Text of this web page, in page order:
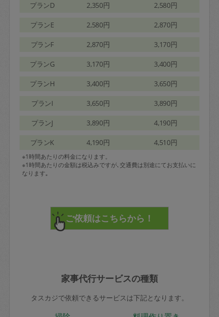
プランD 2,350円 2,580円
プランE 2,580円 2,870円
プランF 2,870円 3,170円
プランG 3,170円 3,400円
プランH 3,400円 3,650円
プランI 3,650円 3,890円
プランJ 3,890円 4,190円
プランK 4,190円 4,510円
※1時間あたりの料金になります。
※1時間あたりの金額は税込みですが､交通費は別途にてお支払いに
なります｡
家事代行サービスの種類
タスカジで依頼できるサービスは下記となります。